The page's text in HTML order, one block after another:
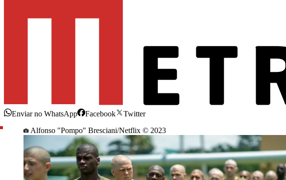
Enviar no WhatsApp Facebook
Twitter
Alfonso "Pompo" Bresciani/Netflix © 2023